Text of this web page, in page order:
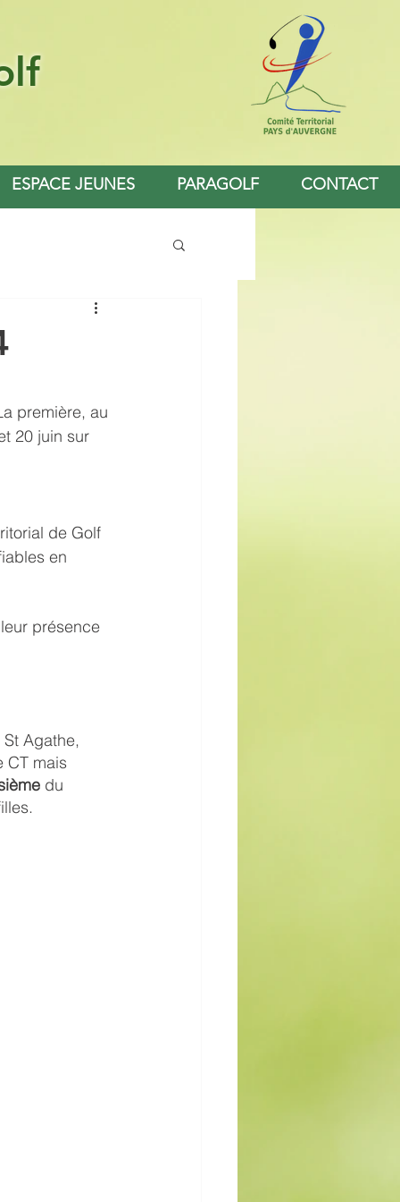
ESPACE JEUNES PARAGOLF CONTACT
première, au
20 juin sur
de Golf
en
présence
Agathe,
CT mais
du